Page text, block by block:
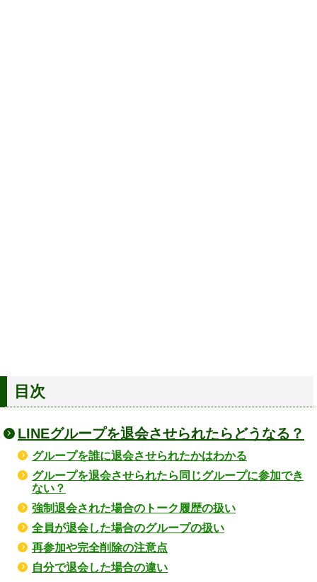
目次
LINEグループを退会させられたらどうなる？
グループを誰に退会させられたかはわかる
グループを退会させられたら同じグループに参加でき
ない？
強制退会された場合のトーク履歴の扱い
全員が退会した場合のグループの扱い
再参加や完全削除の注意点
自分で退会した場合の違い